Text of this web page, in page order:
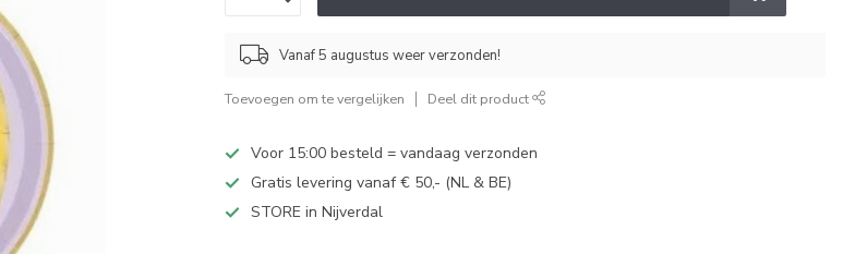
Vanaf 5 augustus weer verzonden!
Toevoegen om te vergelijken Deel dit product
Voor 15:00 besteld = vandaag verzonden
Gratis levering vanaf € 50,- (NL & BE)
STORE in Nijverdal